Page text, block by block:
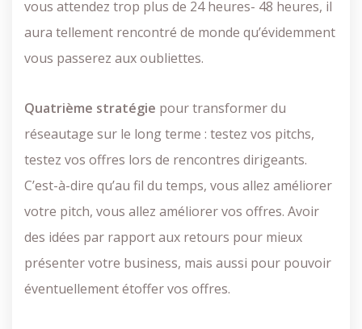
vous attendez trop plus de 24 heures- 48 heures, il
aura tellement rencontré de monde qu’évidemment
vous passerez aux oubliettes.
Quatrième stratégie pour transformer du
réseautage sur le long terme : testez vos pitchs,
testez vos offres lors de rencontres dirigeants.
C’est-à-dire qu’au fil du temps, vous allez améliorer
votre pitch, vous allez améliorer vos offres. Avoir
des idées par rapport aux retours pour mieux
présenter votre business, mais aussi pour pouvoir
éventuellement étoffer vos offres.